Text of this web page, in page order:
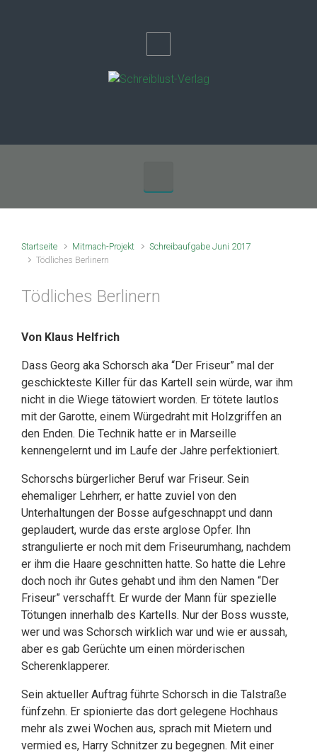
Startseite Mitmach-Projekt
Schreibaufgabe Juni 2017
Tödliches Berlinern
Tödliches Berlinern
Von Klaus Helfrich
Dass Georg aka Schorsch aka “Der Friseur” mal der
geschickteste Killer für das Kartell sein würde, war ihm
nicht in die Wiege tätowiert worden. Er tötete lautlos
mit der Garotte, einem Würgedraht mit Holzgriffen an
den Enden. Die Technik hatte er in Marseille
kennengelernt und im Laufe der Jahre perfektioniert.
Schorschs bürgerlicher Beruf war Friseur. Sein
ehemaliger Lehrherr, er hatte zuviel von den
Unterhaltungen der Bosse aufgeschnappt und dann
geplaudert, wurde das erste arglose Opfer. Ihn
strangulierte er noch mit dem Friseurumhang, nachdem
er ihm die Haare geschnitten hatte. So hatte die Lehre
doch noch ihr Gutes gehabt und ihm den Namen “Der
Friseur” verschafft. Er wurde der Mann für spezielle
Tötungen innerhalb des Kartells. Nur der Boss wusste,
wer und was Schorsch wirklich war und wie er aussah,
aber es gab Gerüchte um einen mörderischen
Scherenklapperer.
Sein aktueller Auftrag führte Schorsch in die Talstraße
fünfzehn. Er spionierte das dort gelegene Hochhaus
mehr als zwei Wochen aus, sprach mit Mietern und
vermied es, Harry Schnitzer zu begegnen. Mit einer